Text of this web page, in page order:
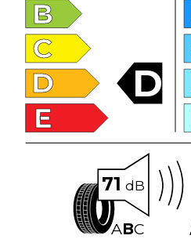
B
C
D
E
D
71 dB
ABC